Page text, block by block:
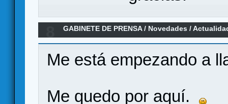
GABINETE DE PRENSA/ Novedades /
Coronas
Me está empezando a
Me quedo por aquí.